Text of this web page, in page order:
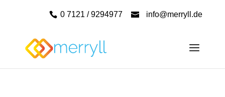
0 7121 / 9294977 info@merryll.de